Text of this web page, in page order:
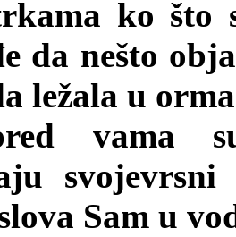
ko što
da nešto
ležala u
vama
Sam u